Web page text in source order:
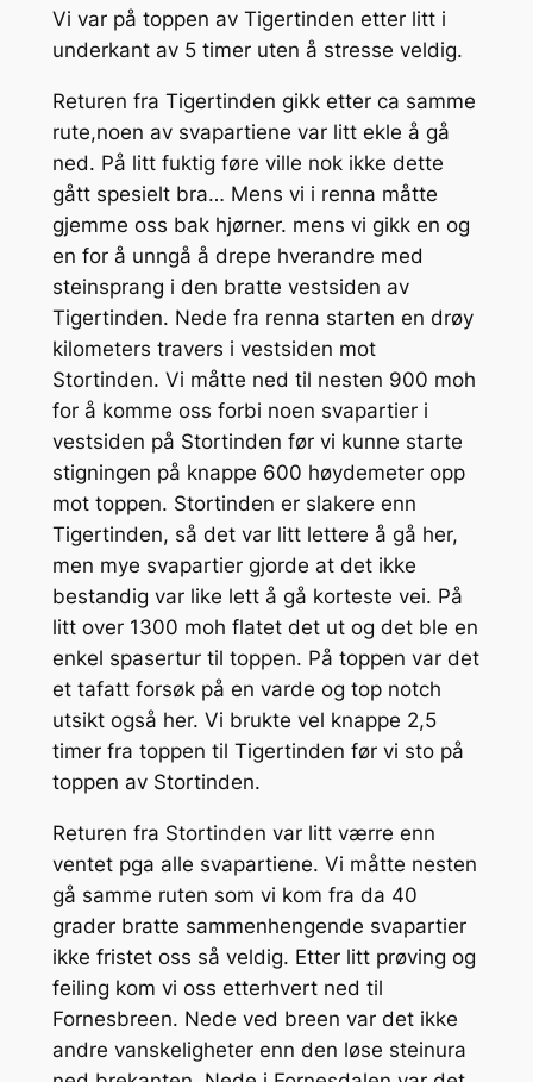
Vi var på toppen av Tigertinden etter litt i
underkant av 5 timer uten å stresse veldig.
Returen fra Tigertinden gikk etter ca samme
rute,noen av svapartiene var litt ekle å gå
ned. På litt fuktig føre ville nok ikke dette
gått spesielt bra… Mens vi i renna måtte
gjemme oss bak hjørner. mens vi gikk en og
en for å unngå å drepe hverandre med
steinsprang i den bratte vestsiden av
Tigertinden. Nede fra renna starten en drøy
kilometers travers i vestsiden mot
Stortinden. Vi måtte ned til nesten 900 moh
for å komme oss forbi noen svapartier i
vestsiden på Stortinden før vi kunne starte
stigningen på knappe 600 høydemeter opp
mot toppen. Stortinden er slakere enn
Tigertinden, så det var litt lettere å gå her,
men mye svapartier gjorde at det ikke
bestandig var like lett å gå korteste vei. På
litt over 1300 moh flatet det ut og det ble en
enkel spasertur til toppen. På toppen var det
et tafatt forsøk på en varde og top notch
utsikt også her. Vi brukte vel knappe 2,5
timer fra toppen til Tigertinden før vi sto på
toppen av Stortinden.
Returen fra Stortinden var litt værre enn
ventet pga alle svapartiene. Vi måtte nesten
gå samme ruten som vi kom fra da 40
grader bratte sammenhengende svapartier
ikke fristet oss så veldig. Etter litt prøving og
feiling kom vi oss etterhvert ned til
Fornesbreen. Nede ved breen var det ikke
andre vanskeligheter enn den løse steinura